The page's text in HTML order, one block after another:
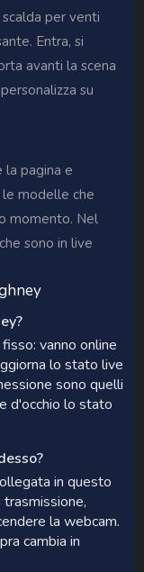
per venti
Entra, si
avanti la scena
su
la pagina e
modelle che
momento. Nel
sono in live
vanno online
lo stato live
sono quelli
d'occhio lo stato
in questo
la webcam.
cambia in